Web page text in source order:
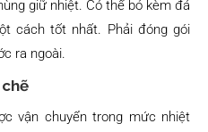
giữ nhiệt. Có thể bỏ kèm đá
cách tốt nhất. Phải đóng gói
ra ngoài.
vận chuyển trong mức nhiệt